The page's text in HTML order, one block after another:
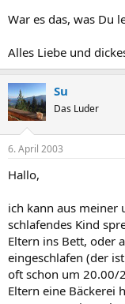
War es das, was Du
Alles Liebe und
Su
Das Luder
6. April 2003
Hallo,
ich kann aus meiner
schlafendes Kind
Eltern ins Bett, oder
eingeschlafen (der
oft schon um 20.00/
Eltern eine Bäckerei